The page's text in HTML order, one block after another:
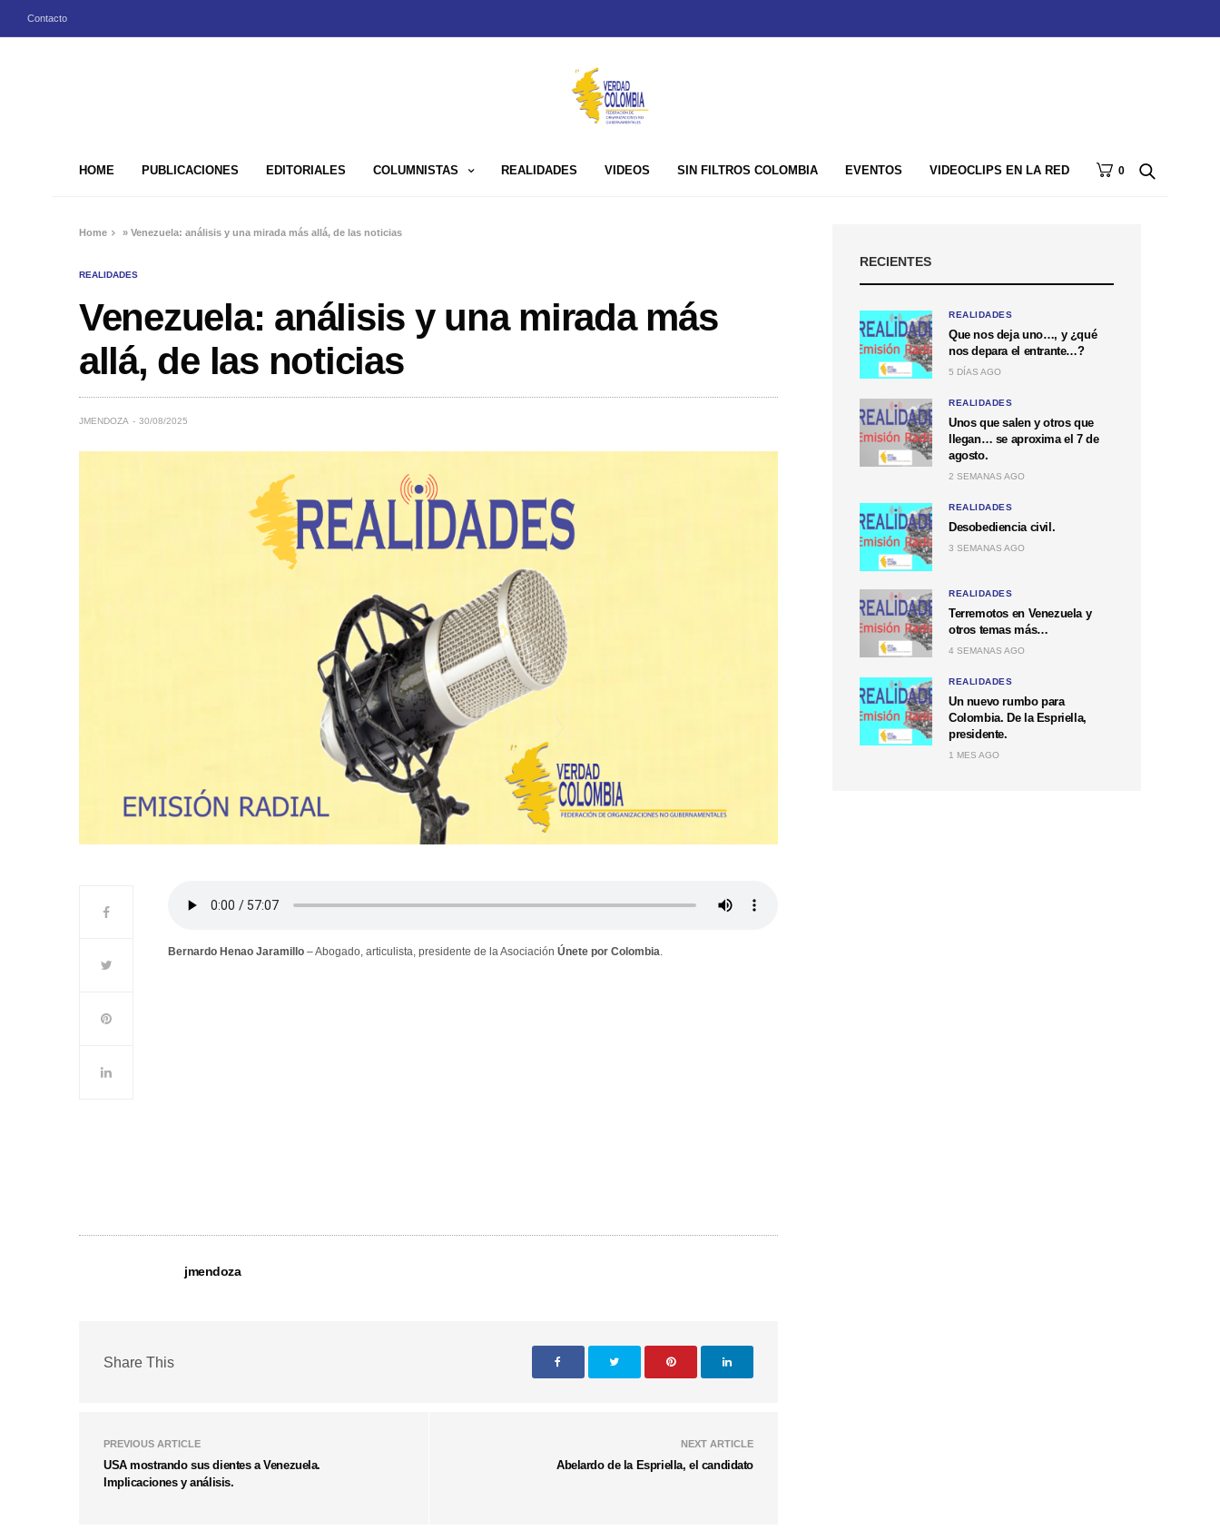
Contacto
HOME PUBLICACIONES EDITORIALES COLUMNISTAS REALIDADES VIDEOS SIN FILTROS COLOMBIA EVENTOS VIDEOCLIPS EN LA RED 0
Home »Venezuela: análisis y una mirada más allá, de las noticias
REALIDADES
Venezuela: análisis y una mirada más
allá, de las noticias
JMENDOZA 30/08/2025
Bernardo Henao Jaramillo – Abogado, articulista, presidente de la Asociación Únete por Colombia.
jmendoza
Share This
PREVIOUS ARTICLE
USA mostrando sus dientes a Venezuela.
Implicaciones y análisis.
NEXT ARTICLE
Abelardo de la Espriella, el candidato
RECIENTES
REALIDADES
Que nos deja uno…, y ¿qué
nos depara el entrante…?
5 DÍAS AGO
REALIDADES
Unos que salen y otros que
llegan… se aproxima el 7 de
agosto.
2 SEMANAS AGO
REALIDADES
Desobediencia civil.
3 SEMANAS AGO
REALIDADES
Terremotos en Venezuela y
otros temas más…
4 SEMANAS AGO
REALIDADES
Un nuevo rumbo para
Colombia. De la Espriella,
presidente.
1 MES AGO